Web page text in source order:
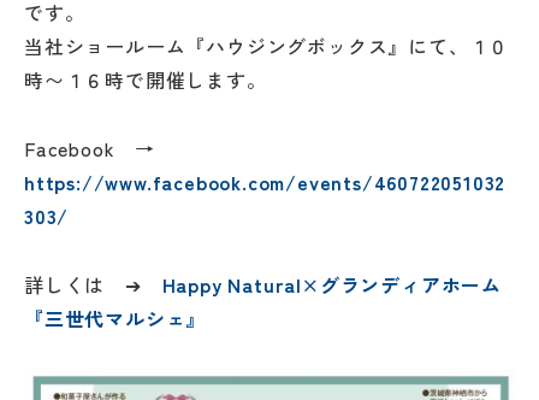
です。
当社ショールーム『ハウジングボックス』にて、１０
時〜１６時で開催します。
Facebook →
https://www.facebook.com/events/460722051032
303/
詳しくは ➔ Happy Natural×グランディアホーム
『三世代マルシェ』